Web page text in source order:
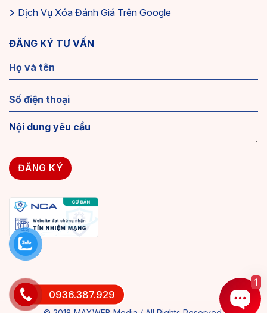
Dịch Vụ Xóa Đánh Giá Trên Google
ĐĂNG KÝ TƯ VẤN
0936.387.929
1